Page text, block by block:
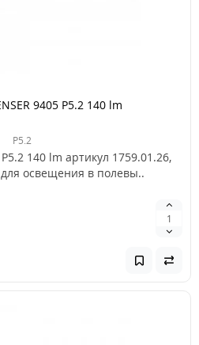
9405 P5.2 140 lm
P5.2
140 lm артикул 1759.01.26,
освещения в полевы..